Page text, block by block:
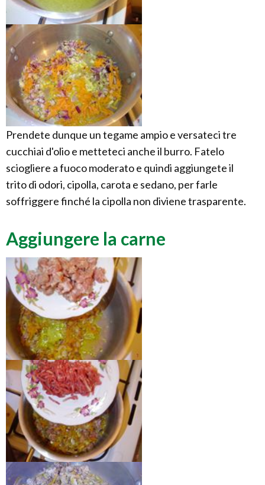
Prendete dunque un tegame ampio e versateci tre
cucchiai d'olio e metteteci anche il burro. Fatelo
sciogliere a fuoco moderato e quindi aggiungete il
trito di odori, cipolla, carota e sedano, per farle
soffriggere finché la cipolla non diviene trasparente.
Aggiungere la carne